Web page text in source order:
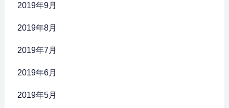
2019年9月
2019年8月
2019年7月
2019年6月
2019年5月